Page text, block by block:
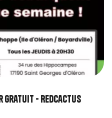
gratuit - RedCactus